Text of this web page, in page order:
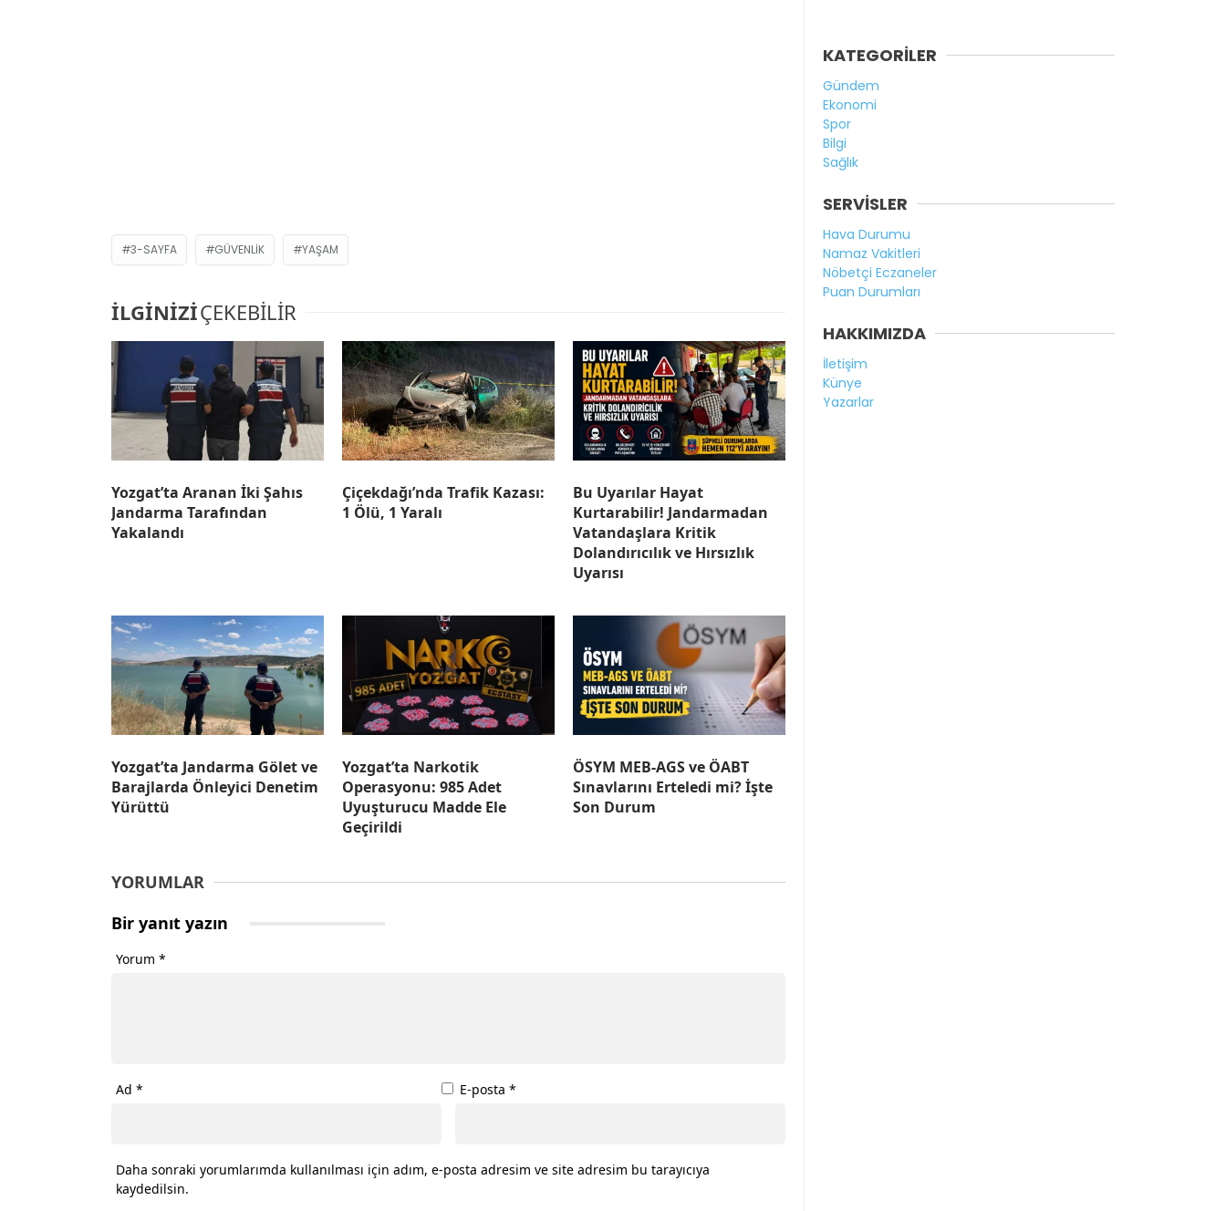
3-SAYFA GÜVENLIK YAŞAM
İLGİNİZİÇEKEBİLİR
Yozgat’ta Aranan İki Şahıs
Jandarma Tarafından
Yakalandı
Çiçekdağı’nda Trafik Kazası:
1 Ölü, 1 Yaralı
Bu Uyarılar Hayat
Kurtarabilir! Jandarmadan
Vatandaşlara Kritik
Dolandırıcılık ve Hırsızlık
Uyarısı
Yozgat’ta Jandarma Gölet ve
Barajlarda Önleyici Denetim
Yürüttü
Yozgat’ta Narkotik
Operasyonu: 985 Adet
Uyuşturucu Madde Ele
Geçirildi
ÖSYM MEB-AGS ve ÖABT
Sınavlarını Erteledi mi? İşte
Son Durum
YORUMLAR
Bir yanıt yazın
Yorum *
Ad * E-posta *
Daha sonraki yorumlarımda kullanılması için adım, e-posta adresim ve site adresim bu tarayıcıya
kaydedilsin.
KATEGORİLER
Gündem
Ekonomi
Spor
Bilgi
Sağlık
SERVİSLER
Hava Durumu
Namaz Vakitleri
Nöbetçi Eczaneler
Puan Durumları
HAKKIMIZDA
İletişim
Künye
Yazarlar